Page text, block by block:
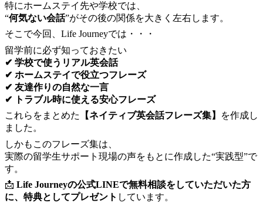
特にホームステイ先や学校では、
“何気ない会話”がその後の関係を大きく左右します。
そこで今回、Life Journeyでは・・・
留学前に必ず知っておきたい
✔ 学校で使うリアル英会話
✔ ホームステイで役立つフレーズ
✔ 友達作りの自然な一言
✔ トラブル時に使える安心フレーズ
これらをまとめた
【ネイティブ英会話フレーズ集】
を作成し
ました。
しかもこのフレーズ集は、
実際の留学生サポート現場の声をもとに作成した“実践型”で
す。
📩 Life Journeyの公式LINEで無料相談をしていただいた方
に、特典としてプレゼント しています。